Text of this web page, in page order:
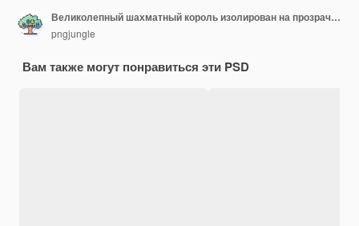
Великолепный шахматный король изолирован на прозрачном фоне
pngjungle
Вам также могут понравиться эти PSD